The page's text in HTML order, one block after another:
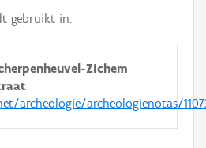
gebruikt in:
Zichem
archeologie/archeologienotas/